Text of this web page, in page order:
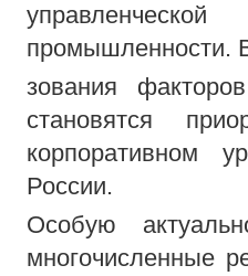
промышленности.
зования
становятся
корпоративном
России.
Особую
многочисленные